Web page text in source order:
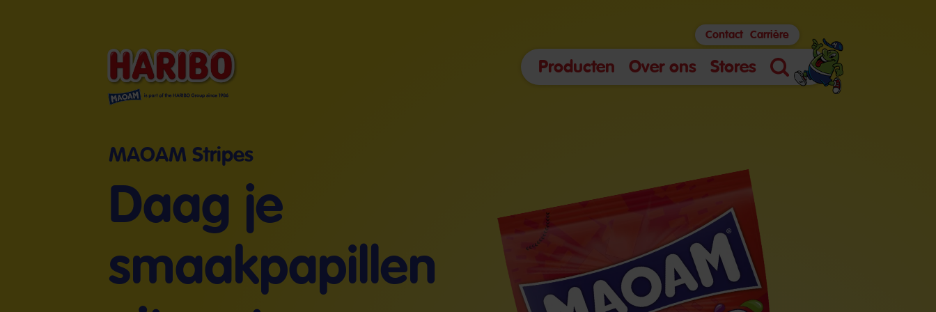
Producten Over ons Stores
Zoek
Contact Carrière
MAOAM Stripes
Daag je
smaakpapillen